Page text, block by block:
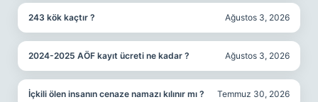
243 kök kaçtır ? Ağustos 3, 2026
2024-2025 AÖF kayıt ücreti ne kadar ? Ağustos 3, 2026
İçkili ölen insanın cenaze namazı kılınır mı ? Temmuz 30, 2026